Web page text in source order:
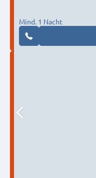
Mind. 1 Nacht